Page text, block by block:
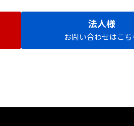
法人様
お問い合わせはこち